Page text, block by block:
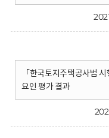
「한국토지주택공사법
요인 평가 결과